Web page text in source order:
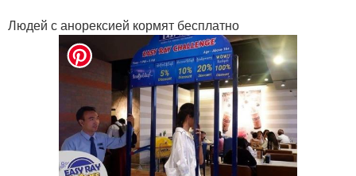
Людей с анорексией кормят бесплатно